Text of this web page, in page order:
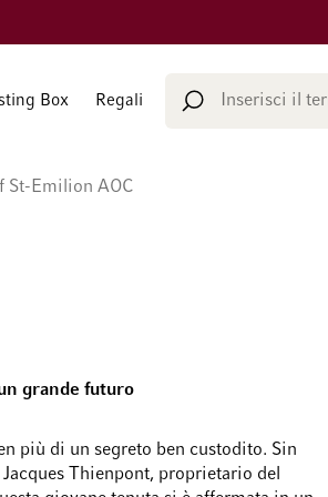
Box Regali
Cerca
St-Emilion AOC
grande futuro
più di un segreto ben custodito. Sin
Thienpont, proprietario del